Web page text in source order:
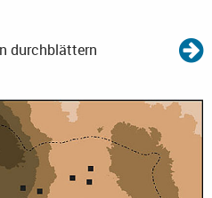
durchblättern